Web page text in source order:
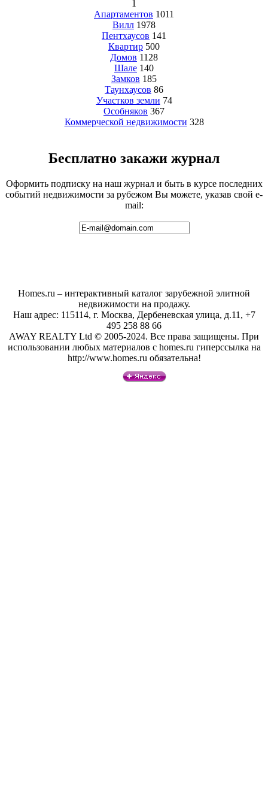
1
Апартаментов 1011
Вилл 1978
Пентхаусов 141
Квартир 500
Домов 1128
Шале 140
Замков 185
Таунхаусов 86
Участков земли 74
Особняков 367
Коммерческой недвижимости 328
Бесплатно закажи журнал
Оформить подписку на наш журнал и быть в курсе последних
событий недвижимости за рубежом Вы можете, указав свой e-
mail:
Homes.ru – интерактивный каталог зарубежной элитной
недвижимости на продажу.
Наш адрес: 115114, г. Москва, Дербеневская улица, д.11, +7
495 258 88 66
AWAY REALTY Ltd © 2005-2024. Все права защищены. При
использовании любых материалов с homes.ru гиперссылка на
http://www.homes.ru обязательна!